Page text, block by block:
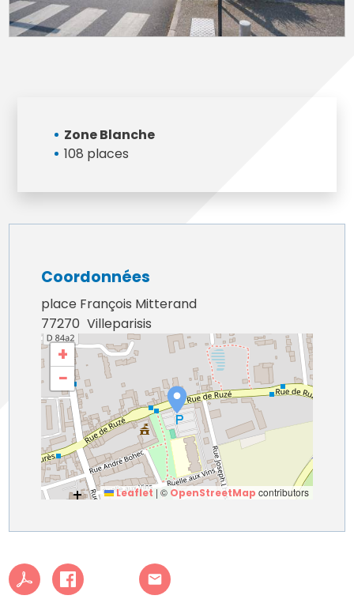
Zone Blanche
108 places
Coordonnées
place François Mitterand
77270 Villeparisis
+
−
Leaflet | © OpenStreetMap contributors